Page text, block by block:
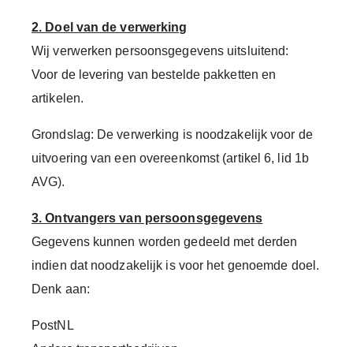
2. Doel van de verwerking
Wij verwerken persoonsgegevens uitsluitend:
Voor de levering van bestelde pakketten en
artikelen.
Grondslag: De verwerking is noodzakelijk voor de
uitvoering van een overeenkomst (artikel 6, lid 1b
AVG).
3. Ontvangers van persoonsgegevens
Gegevens kunnen worden gedeeld met derden
indien dat noodzakelijk is voor het genoemde doel.
Denk aan:
PostNL